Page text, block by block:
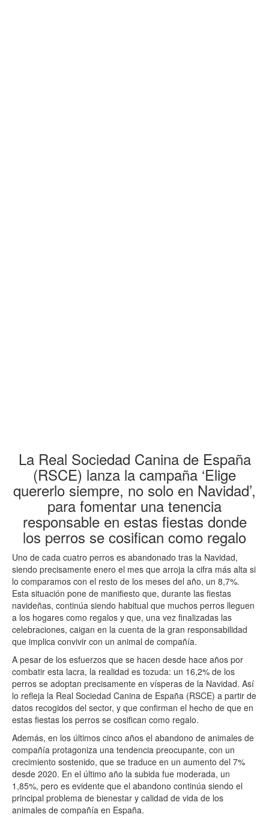
La Real Sociedad Canina de España
(RSCE) lanza la campaña ‘Elige
quererlo siempre, no solo en Navidad’,
para fomentar una tenencia
responsable en estas fiestas donde
los perros se cosifican como regalo
Uno de cada cuatro perros es abandonado tras la Navidad,
siendo precisamente enero el mes que arroja la cifra más alta si
lo comparamos con el resto de los meses del año, un 8,7%.
Esta situación pone de manifiesto que, durante las fiestas
navideñas, continúa siendo habitual que muchos perros lleguen
a los hogares como regalos y que, una vez finalizadas las
celebraciones, caigan en la cuenta de la gran responsabilidad
que implica convivir con un animal de compañía.
A pesar de los esfuerzos que se hacen desde hace años por
combatir esta lacra, la realidad es tozuda: un 16,2% de los
perros se adoptan precisamente en vísperas de la Navidad. Así
lo refleja la Real Sociedad Canina de España (RSCE) a partir de
datos recogidos del sector, y que confirman el hecho de que en
estas fiestas los perros se cosifican como regalo.
Además, en los últimos cinco años el abandono de animales de
compañía protagoniza una tendencia preocupante, con un
crecimiento sostenido, que se traduce en un aumento del 7%
desde 2020. En el último año la subida fue moderada, un
1,85%, pero es evidente que el abandono continúa siendo el
principal problema de bienestar y calidad de vida de los
animales de compañía en España.